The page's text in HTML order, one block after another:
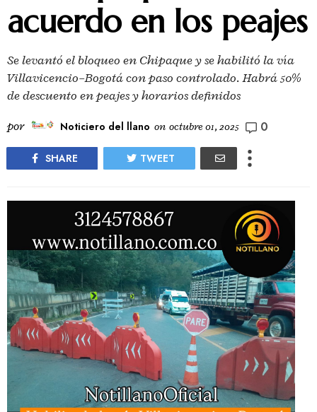
acuerdo en los peajes
Se levantó el bloqueo en Chipaque y se habilitó la vía
Villavicencio–Bogotá con paso controlado. Habrá 50%
de descuento en peajes y horarios definidos
por Noticiero del llano on octubre 01, 2025 0
SHARE TWEET